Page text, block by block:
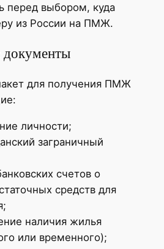
перед выбором, куда
из России на ПМЖ.
для получения ПМЖ
личности;
заграничный
счетов о
средств для
наличия жилья
или временного);